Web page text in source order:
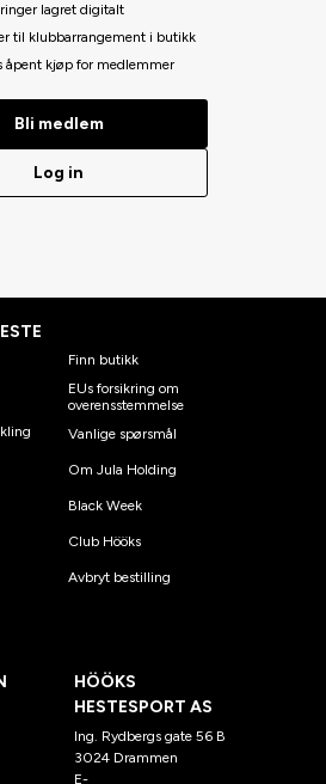
lagret digitalt
til klubbarrangement i butikk
åpent kjøp for medlemmer
Bli medlem
Log in
Finn butikk
EUs forsikring om
overensstemmelse
Vanlige spørsmål
Om Jula Holding
Black Week
Club Hööks
Avbryt bestilling
HÖÖKS
HESTESPORT AS
Ing. Rydbergs gate 56 B
3024 Drammen
E-